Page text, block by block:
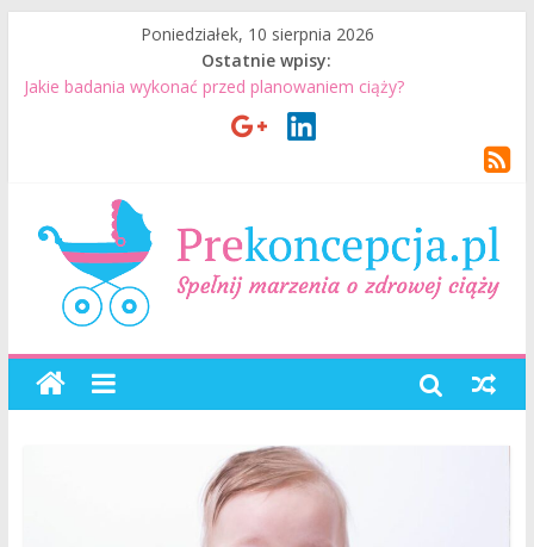
Poniedziałek, 10 sierpnia 2026
Ostatnie wpisy:
Jakie badania wykonać przed planowaniem ciąży?
Jak mężczyzna może przygotować się do ciąży? 7 rzeczy, które
specjalistą?
Planowanie ciąży. Jak planować ciążę? Jak przygotować się do